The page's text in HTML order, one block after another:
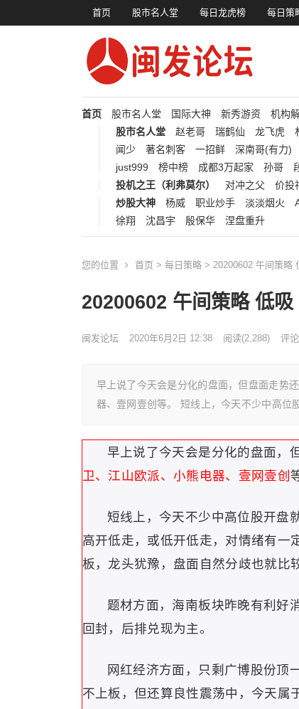
首页 股市名人堂 每日龙虎榜 每日策
首页 股市名人堂 国际大神 新秀游资 机构
股市名人堂
赵老哥 瑞鹤仙 龙飞虎
闻少
著名刺客 一招鲜 深南哥(有力)
just999
榜中榜 成都3万起家 孙哥
投机之王（利弗莫尔）
对冲之父 价投
炒股大神
杨威 职业炒手 淡淡烟火
徐翔
沈昌宇 殷保华 涅盘重升
您的位置 首页 > 每日策略 > 20200602 午间策略
20200602 午间策略 低吸
闽发论坛 2020年6月2日 12:38 阅读(2,288) 评
早上说了今天会是分化的盘面，但盘面走势
器、壹网壹创等。 短线上，今天不少中高位
早上说了今天会是分化的盘面，
卫、江山欧派、小熊电器、壹网壹创
短线上，今天不少中高位股开盘就
高开低走，或低开低走，对情绪有一
板，龙头犹豫，盘面自然分歧也就比
题材方面，海南板块昨晚有利好
回封，后排兑现为主。
网红经济方面，只剩广博股份顶
不上板，但还算良性震荡中，今天属